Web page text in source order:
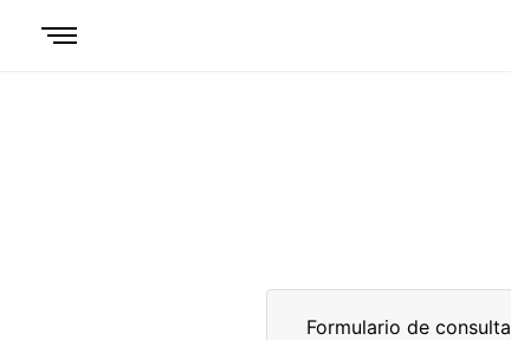
Formulario de consulta